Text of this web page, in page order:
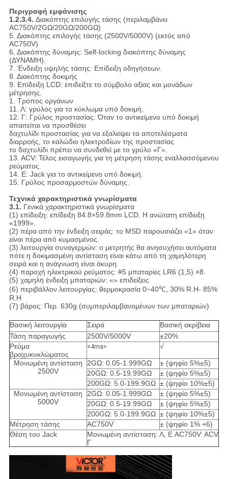
Περιγραφή εμφάνισης
1.2.3.4. Διακόπτης επιλογής τάσης (περιλαμβάνει
AC750V/2GΩ/20GΩ/200GΩ)
5. Διακόπτης επιλογής τάσης (2500V/5000V) (εκτός από
AC750V)
6. Διακόπτης δύναμης: Self-locking διακόπτης δύναμης
(ΔΥΝΑΜΗ).
7. Ένδειξη υψηλής τάσης: Επίδειξη οδηγήσεων.
8. Διακόπτης δοκιμής
9. Επίδειξη LCD: επιδείξτε το σύμβολο αξίας και μονάδων
μέτρησης.
1. Τρόπος οργάνων
11. Λ: γρύλος για το κύκλωμα υπό δοκιμή.
12. Γ: Γρύλος προστασίας. Όταν το αντικείμενο υπό δοκιμή
απαιτείται να προσθέσει
δαχτυλίδι προστασίας για να εξαλείψει τα αποτελέσματα
διαρροής, το καλώδιο ηλεκτροδίων της προστασίας
το δαχτυλίδι πρέπει να συνδεθεί με το γρύλο «Γ».
13. ACV: Τέλος εισαγωγής για τη μέτρηση τάσης εναλλασσόμενου
ρεύματος.
14. Ε: Jack για το αντικείμενο υπό δοκιμή.
15. Γρύλος προσαρμοστών δύναμης.
Τεχνικά χαρακτηριστικά γνωρίσματα
3.1. Γενικά χαρακτηριστικά γνωρίσματα
(1) επίδειξη: επίδειξη 84.8×59.8mm LCD. Η ανώτατη επίδειξη
«1999».
(2) πέρα από την ένδειξη σειράς: το MSD παρουσιάζει «1» όταν
είναι πέρα από κυμασμένος.
(3) λειτουργία συναγερμών: ο μετρητής θα ανησυχήσει αυτόματα
πότε η δοκιμασμένη αντίσταση είναι κάτω από τη χαμηλότερη
σειρά και η ανάγνωση είναι άκυρη.
(4) παροχή ηλεκτρικού ρεύματος: #5 μπαταρίες LR6 (1,5) ×8.
(5) χαμηλή ένδειξη μπαταριών: «» επιδείξεις
(6) περιβάλλον λειτουργίας: θερμοκρασία 0~40℃, 30% R.H- 85%
R.H
(7) βάρος: Περ. 630g (συμπεριλαμβανομένων των μπαταριών)
Βασική λειτουργία Σειρά
Βασική ακρίβεια
Τάση παραγωγής
2500V/5000V
±20%
Ρεύμα
βραχυκυκλώματος
<4ma> √
Μονωμένη αντίσταση
2500V
2GΩ: 0.05-1.999GΩ
± (ψηφίο 5%±5)
20GΩ: 0.5-19.99GΩ
± (ψηφίο 5%±5)
200GΩ: 5.0-199.9GΩ ± (ψηφίο 10%±5)
Μονωμένη αντίσταση
5000V
2GΩ: 0.05-1.999GΩ
± (ψηφίο 5%±5)
20GΩ: 0.5-19.99GΩ
± (ψηφίο 5%±5)
200GΩ: 5.0-199.9GΩ ± (ψηφίο 10%±5)
Μέτρηση τάσης
AC750V
± (ψηφίο 1% +6)
Θέση του Jack
Μονωμένη αντίσταση: Λ, Ε AC750V: ACV
Γ